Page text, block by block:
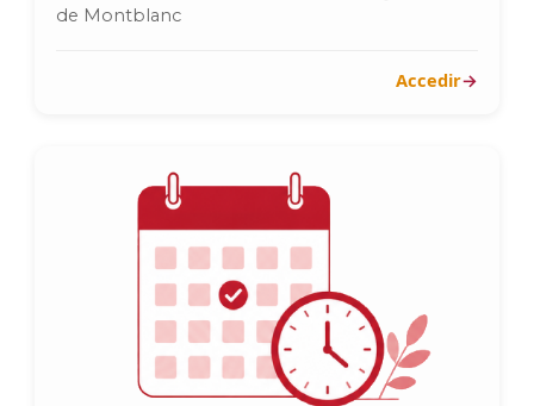
de Montblanc
Accedir